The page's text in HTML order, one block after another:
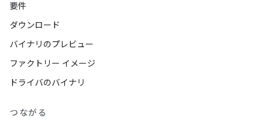
要件
ダウンロード
バイナリのプレビュー
ファクトリー イメージ
ドライバのバイナリ
つながる